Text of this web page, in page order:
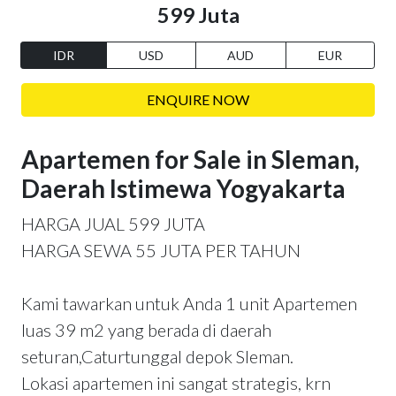
599 Juta
IDR USD AUD EUR
ENQUIRE NOW
Apartemen for Sale in Sleman,
Daerah Istimewa Yogyakarta
HARGA JUAL 599 JUTA
HARGA SEWA 55 JUTA PER TAHUN
Kami tawarkan untuk Anda 1 unit Apartemen
luas 39 m2 yang berada di daerah
seturan,Caturtunggal depok Sleman.
Lokasi apartemen ini sangat strategis, krn